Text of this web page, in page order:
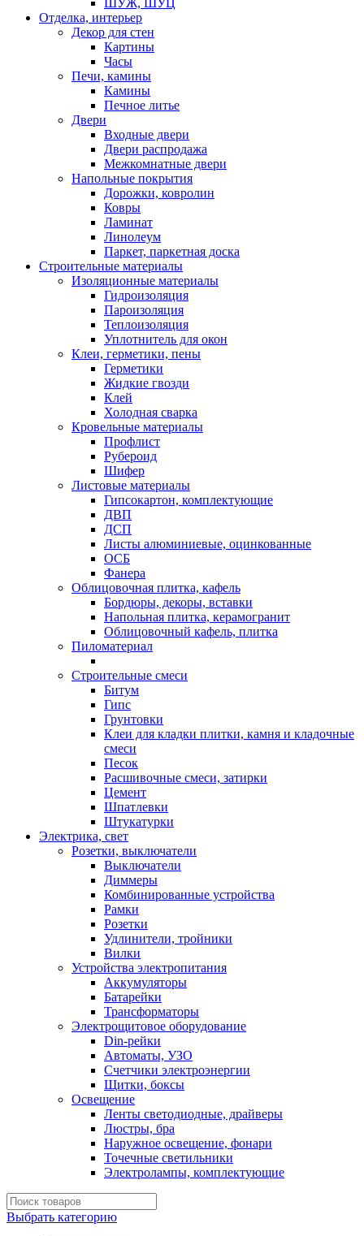
Отделка, интерьер
Декор для стен
Картины
Часы
Печи, камины
Камины
Печное литье
Двери
Входные двери
Двери распродажа
Межкомнатные двери
Напольные покрытия
Дорожки, ковролин
Ковры
Ламинат
Линолеум
Паркет, паркетная доска
Строительные материалы
Изоляционные материалы
Гидроизоляция
Пароизоляция
Теплоизоляция
Уплотнитель для окон
Клеи, герметики, пены
Герметики
Жидкие гвозди
Клей
Холодная сварка
Кровельные материалы
Профлист
Рубероид
Шифер
Листовые материалы
Гипсокартон, комплектующие
ДВП
ДСП
Листы алюминиевые, оцинкованные
ОСБ
Фанера
Облицовочная плитка, кафель
Бордюры, декоры, вставки
Напольная плитка, керамогранит
Облицовочный кафель, плитка
Пиломатериал
Строительные смеси
Битум
Гипс
Грунтовки
Клеи для кладки плитки, камня и кладочные
смеси
Песок
Расшивочные смеси, затирки
Цемент
Шпатлевки
Штукатурки
Электрика, свет
Розетки, выключатели
Выключатели
Диммеры
Комбинированные устройства
Рамки
Розетки
Удлинители, тройники
Вилки
Устройства электропитания
Аккумуляторы
Батарейки
Трансформаторы
Электрощитовое оборудование
Din-рейки
Автоматы, УЗО
Счетчики электроэнергии
Щитки, боксы
Освещение
Ленты светодиодные, драйверы
Люстры, бра
Наружное освещение, фонари
Точечные светильники
Электролампы, комплектующие
Выбрать категорию